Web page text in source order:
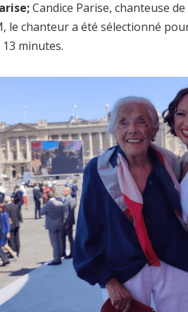
Candice Parise, chanteuse
le chanteur a été sélectionné
minutes.